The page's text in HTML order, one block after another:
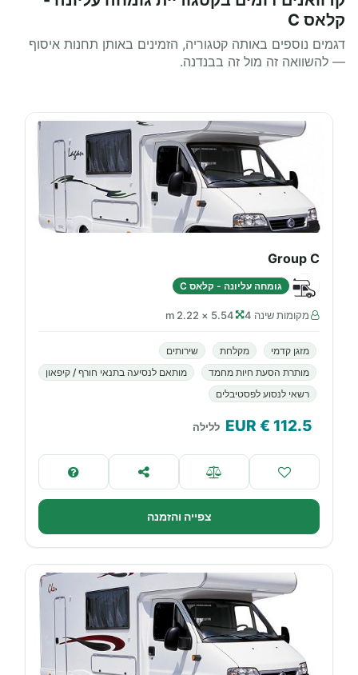
קלאס C
דגמים נוספים באותה קטגוריה, הזמינים באותן תחנות איסוף
— להשוואה זה מול זה בבנדנה.
Group C
גומחה עליונה - קלאס C
מקומות שינה 4 5.54 × 2.22 m
מזגן קדמי מקלחת
שירותים
מותרת הסעת חיות מחמד
מותאם לנסיעה בתנאי חורף / קיפאון
רשאי לנסוע לפסטיבלים
112.5
€ EUR ללילה
צפייה והזמנה